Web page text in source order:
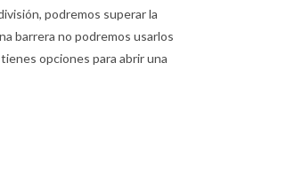
podremos superar la
barrera no podremos usarlos
opciones para abrir una